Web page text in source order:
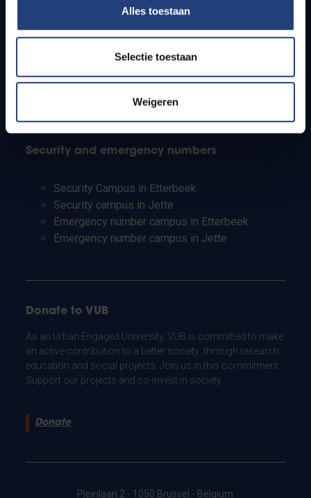
Alles toestaan
Selectie toestaan
Weigeren
Students
PhD students
Teachers and secondary schools
Working students
Security and emergency numbers
Security Campus in Etterbeek
Security campus in Jette
Emergency number campus in Etterbeek
Emergency number campus in Jette
Donate to VUB
As an Urban Engaged University, VUB is committed to make
an active contribution to a better society: through research,
education and social projects. Join us in this commitment.
Support our projects and co-invest in society.
Donate
Pleinlaan 2 - 1050 Brussel - Belgium